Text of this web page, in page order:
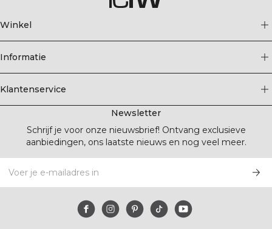
Winkel
Informatie
Klantenservice
Newsletter
Schrijf je voor onze nieuwsbrief! Ontvang exclusieve
aanbiedingen, ons laatste nieuws en nog veel meer.